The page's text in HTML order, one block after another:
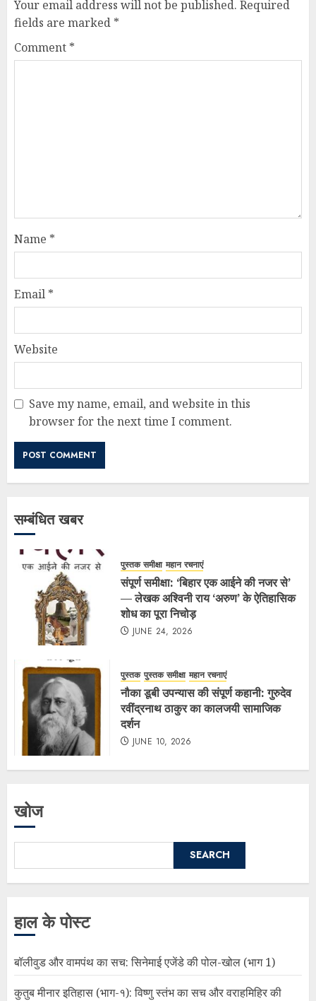
Your email address will not be published. Required
fields are marked *
Comment *
Name *
Email *
Website
Save my name, email, and website in this
browser for the next time I comment.
सम्बंधित खबर
पुस्तक समीक्षा महान रचनाएं
संपूर्ण समीक्षा: ‘बिहार एक आईने की नजर से’
— लेखक अश्विनी राय ‘अरुण’ के ऐतिहासिक
शोध का पूरा निचोड़
JUNE 24, 2026
पुस्तक पुस्तक समीक्षा महान रचनाएं
नौका डूबी उपन्यास की संपूर्ण कहानी: गुरुदेव
रवींद्रनाथ ठाकुर का कालजयी सामाजिक
दर्शन
JUNE 10, 2026
खोज
SEARCH
हाल के पोस्ट
बॉलीवुड और वामपंथ का सच: सिनेमाई एजेंडे की पोल-खोल (भाग 1)
कुतुब मीनार इतिहास (भाग-१): विष्णु स्तंभ का सच और वराहमिहिर की